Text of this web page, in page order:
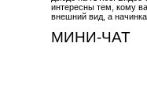
интересны тем, кому
внешний вид, а начинка.
МИНИ-ЧАТ